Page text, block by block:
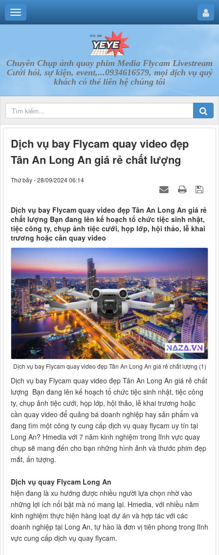
Chuyên Chụp ảnh quay phim Media Flycam Livestream
Cưới hỏi, sự kiện, event,...0934616579, mọi dịch vụ quý
khách có thể liên hệ chúng tôi
Dịch vụ bay Flycam quay video đẹp
Tân An Long An giá rẻ chất lượng
Thứ bảy - 28/09/2024 06:14
Dịch vụ bay Flycam quay video đẹp Tân An Long An giá rẻ
chất lượng Bạn đang lên kế hoạch tổ chức tiệc sinh nhật,
tiệc công ty, chụp ảnh tiệc cưới, họp lớp, hội thảo, lễ khai
trương hoặc cần quay video
Dịch vụ bay Flycam quay video đẹp Tân An Long An giá rẻ chất lượng (1)
Dịch vụ bay Flycam quay video đẹp Tân An Long An giá rẻ chất
lượng Bạn đang lên kế hoạch tổ chức tiệc sinh nhật, tiệc công
ty, chụp ảnh tiệc cưới, họp lớp, hội thảo, lễ khai trương hoặc
cần quay video để quảng bá doanh nghiệp hay sản phẩm và
đang tìm một công ty cung cấp dịch vụ quay flycam uy tín tại
Long An? Hmedia với 7 năm kinh nghiệm trong lĩnh vực quay
chụp sẽ mang đến cho bạn những hình ảnh và thước phim đẹp
mắt, ấn tượng.
Dịch vụ quay Flycam Long An
hiện đang là xu hướng được nhiều người lựa chọn nhờ vào
những lợi ích nổi bật mà nó mang lại. Hmedia, với nhiều năm
kinh nghiệm thực hiện hàng loạt dự án và hợp tác với các
doanh nghiệp tại Long An, tự hào là đơn vị tiên phong trong lĩnh
vực cung cấp dịch vụ quay flycam.